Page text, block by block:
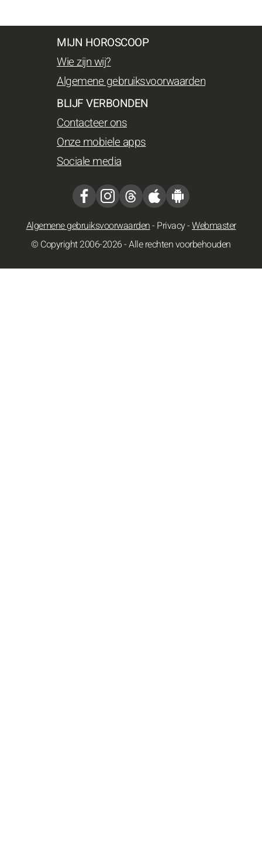
MIJN HOROSCOOP
Wie zijn wij?
Algemene gebruiksvoorwaarden
BLIJF VERBONDEN
Contacteer ons
Onze mobiele apps
Sociale media
Algemene gebruiksvoorwaarden- Privacy-Webmaster
© Copyright 2006-2026 - Alle rechten voorbehouden